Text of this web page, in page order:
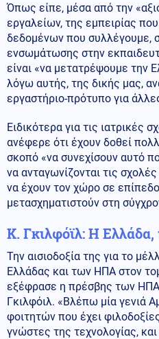
Όπως είπε, μέσα από την
εργαλείων, της εμπειρίας
δεδομένων που συλλέγουμε,
ενσωμάτωσης στην
είναι «να μετατρέψουμε την
λόγω αυτής, της δικής μας,
εργαστήριο-πρότυπο για
Ειδικότερα για τις ιατρικές
ανέφερε ότι έχουν δοθεί
σκοπό «να συνεχίσουν αυτό
να ανταγωνίζονται τις
να έχουν τον χώρο σε
μετασχηματιστούν στη
Κ. Γκιλφόϊλ: Η Ελλάδα,
Την αισιοδοξία της για το
Ελλάδας και των ΗΠΑ στον
εξέφρασε η πρέσβης των ΗΠΑ
Γκιλφόιλ. «Βλέπω μία γενιά
φοιτητών που έχει
γνώστες της τεχνολογίας,